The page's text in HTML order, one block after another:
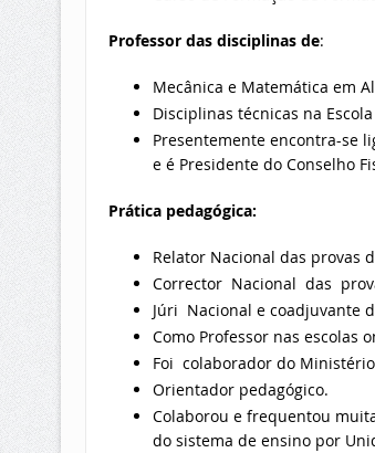
Professor das disciplinas de:
Mecânica e Matemática em
Disciplinas técnicas na
Presentemente encontra-se
e é Presidente do Conselho
Prática pedagógica:
Relator Nacional das provas
Corrector Nacional das
Júri Nacional e coadjuvante
Como Professor nas escolas
Foi colaborador do
Orientador pedagógico.
Colaborou e frequentou
do sistema de ensino por